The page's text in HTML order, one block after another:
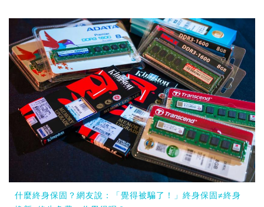
什麼終身保固？網友說：「覺得被騙了！」終身保固≠終身